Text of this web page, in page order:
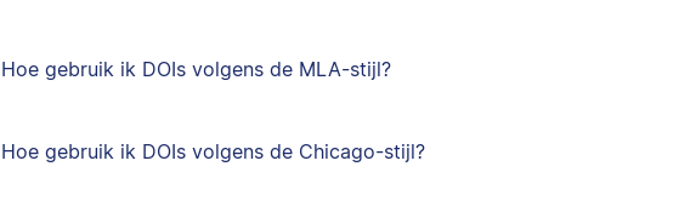
Hoe gebruik ik DOIs volgens de MLA-stijl?
Hoe gebruik ik DOIs volgens de Chicago-stijl?